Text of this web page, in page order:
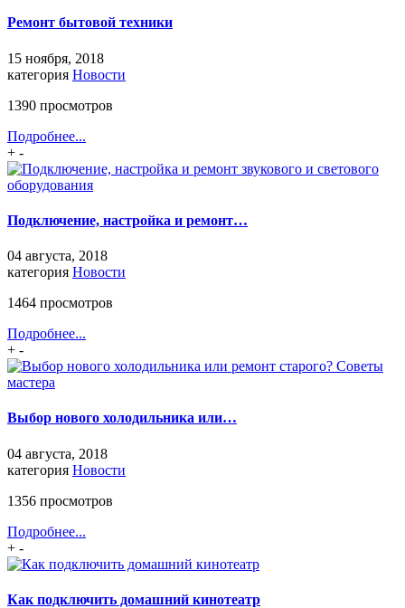
Ремонт бытовой техники
15 ноября, 2018
категория Новости
1390 просмотров
Подробнее...
+ -
Подключение, настройка и ремонт…
04 августа, 2018
категория Новости
1464 просмотров
Подробнее...
+ -
Выбор нового холодильника или…
04 августа, 2018
категория Новости
1356 просмотров
Подробнее...
+ -
Как подключить домашний кинотеатр